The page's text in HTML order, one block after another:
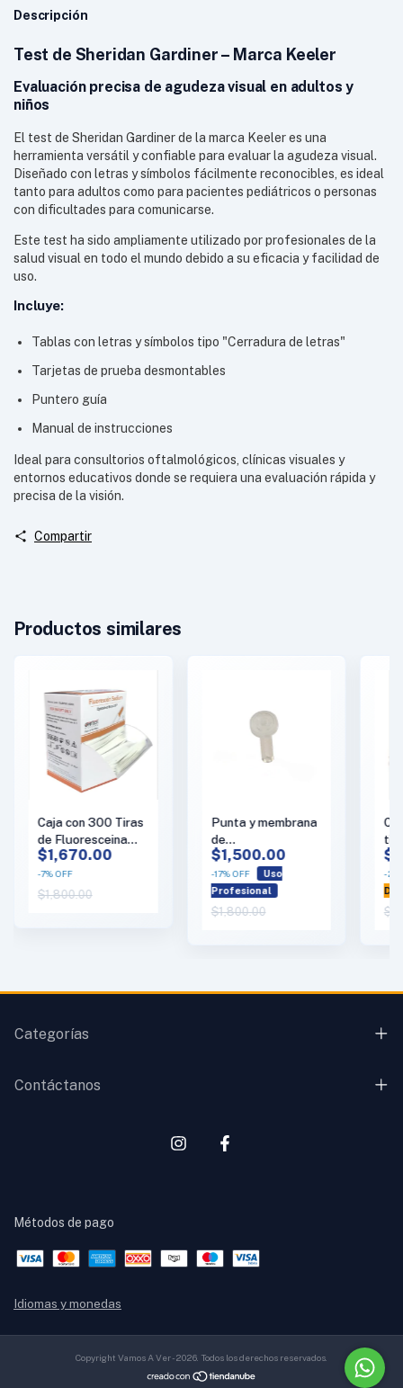
Descripción
Test de Sheridan Gardiner – Marca Keeler
Evaluación precisa de agudeza visual en adultos y
niños
El test de Sheridan Gardiner de la marca Keeler es una
herramienta versátil y confiable para evaluar la agudeza visual.
Diseñado con letras y símbolos fácilmente reconocibles, es ideal
tanto para adultos como para pacientes pediátricos o personas
con dificultades para comunicarse.
Este test ha sido ampliamente utilizado por profesionales de la
salud visual en todo el mundo debido a su eficacia y facilidad de
uso.
Incluye:
Tablas con letras y símbolos tipo "Cerradura de letras"
Tarjetas de prueba desmontables
Puntero guía
Manual de instrucciones
Ideal para consultorios oftalmológicos, clínicas visuales y
entornos educativos donde se requiera una evaluación rápida y
precisa de la visión.
Compartir
Productos similares
Caja con 300 Tiras
de Fluoresceina
Optitech
$1,670.00
-7%OFF
$1,800.00
Punta y membrana
de
Pneumotonómetro
Model 30, marca
Reichert
$1,500.00
-17%OFF
Uso
Profesional
$1,800.00
-22
Categorías
Contáctanos
Métodos de pago
Idiomas y monedas
Copyright Vamos A Ver - 2026. Todos los derechos reservados.